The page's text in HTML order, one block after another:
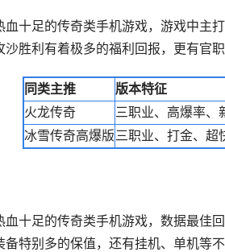
十足的传奇类手机游戏，游戏中主
胜利有着极多的福利回报，更有官
同类主推 版本特征
火龙传奇
三职业、高爆率、
冰雪传奇高爆版三职业、打金、超
十足的传奇类手机游戏，数据最佳
特别多的保值，还有挂机、单机等不